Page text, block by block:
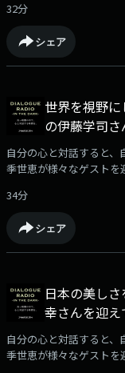
32分
シェア
世界を視野
の伊藤学司
自分の心と対話すると
季世恵が様々なゲスト
34分
シェア
日本の美し
幸さんを迎え
自分の心と対話すると
季世恵が様々なゲスト